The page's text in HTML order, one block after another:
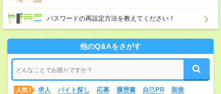
パスワードの再設定方法を教えてください！
他のQ&Aをさがす
人気 ! 求人 バイト探し 応募 履歴書 自己PR
面接